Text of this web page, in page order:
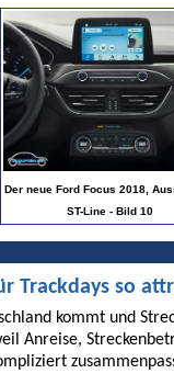
Der neue Ford Focus 2018,
ST-Line - Bild 10
Trackdays so
kommt und
Anreise,